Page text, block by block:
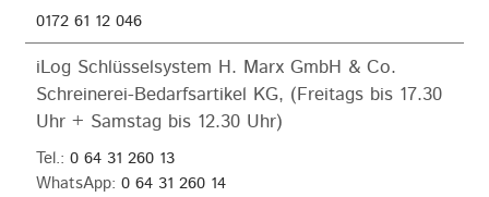
0172 61 12 046
iLog Schlüsselsystem H. Marx GmbH & Co.
Schreinerei-Bedarfsartikel KG, (Freitags bis 17.30
Uhr + Samstag bis 12.30 Uhr)
Tel.: 0 64 31 260 13
WhatsApp: 0 64 31 260 14